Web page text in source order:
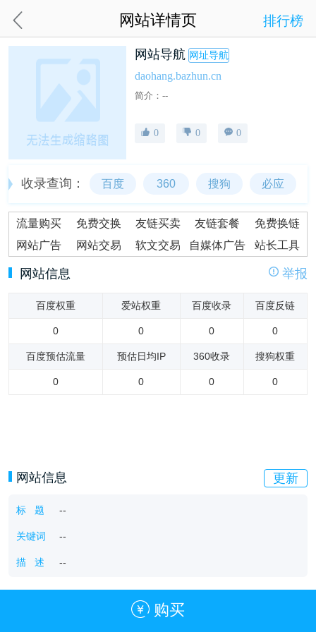
网站详情页 排行榜
网站导航 网址导航
daohang.bazhun.cn
简介：--
0 0 0
收录查询： 百度 360 搜狗 必应
流量购买 免费交换 友链买卖 友链套餐
免费换链
网站广告
网站交易 软文交易 自媒体广告 站长工具
网站信息 举报
百度权重 爱站权重 百度收录 百度反链
0 0 0 0
百度预估流量 预估日均IP 360收录 搜狗权重
0 0 0 0
网站信息 更新
标 题 --
关键词 --
描 述 --
购买